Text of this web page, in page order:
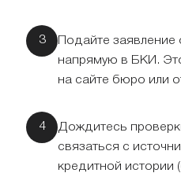
Подайте
напрямую в БКИ.
на сайте бюро или
Дождитесь
связаться с
кредитной истории